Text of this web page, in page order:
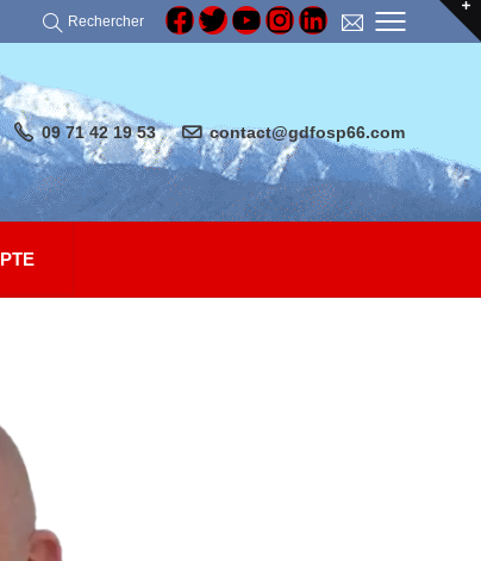
Rechercher
09 71 42 19 53 contact@gdfosp66.com